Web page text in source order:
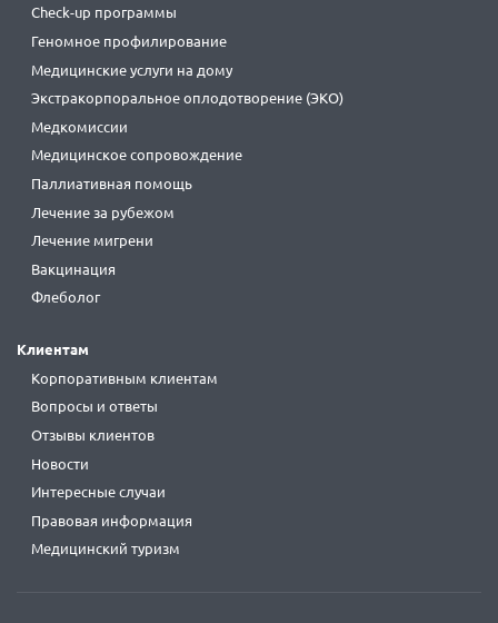
Check-up программы
Геномное профилирование
Медицинские услуги на дому
Экстракорпоральное оплодотворение (ЭКО)
Медкомиссии
Медицинское сопровождение
Паллиативная помощь
Лечение за рубежом
Лечение мигрени
Вакцинация
Флеболог
Клиентам
Корпоративным клиентам
Вопросы и ответы
Отзывы клиентов
Новости
Интересные случаи
Правовая информация
Медицинский туризм